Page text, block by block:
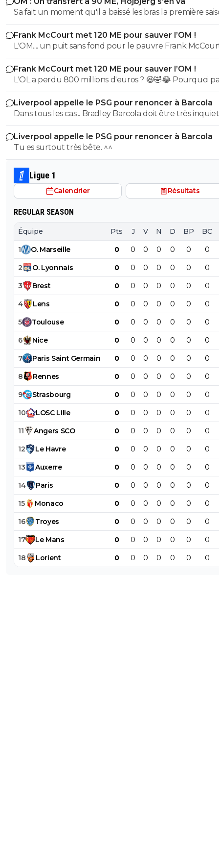
Sa fait un moment qu'il a baissé les bras la première
etait top mais depuis quelques match etait en dessus.
et bon vent a lui pour le reste de sa carrière ...
Frank McCourt met 120 ME pour sauver l’OM !
L'OM.... un puit sans fond pour le pauvre Frank
Frank McCourt met 120 ME pour sauver l’OM !
L'OL a perdu 800 millions d'euros ? 😆🤣😂 Pourquoi pas un
milliard tant que tu y es ! ^^
Liverpool appelle le PSG pour renoncer à Barcola
Dans tous les cas... Bradley Barcola doit être très inquiet.
qui est vraiment compréhensible lorsque l'on sait
le PSG a traiter Kylian Mbappé lorsqu'il avait voulu
PSG.
Liverpool appelle le PSG pour renoncer à Barcola
Tu es surtout très bête. ^^
Ligue 1
Calendrier Résultats
REGULAR SEASON
Équipe Pts J V N D BP BC
1 O. Marseille 0 0 0 0 0 0 0
2 O. Lyonnais 0 0 0 0 0 0 0
3 Brest 0 0 0 0 0 0 0
4 Lens 0 0 0 0 0 0 0
5 Toulouse 0 0 0 0 0 0 0
6 Nice 0 0 0 0 0 0 0
7 Paris Saint Germain 0 0 0 0 0 0 0
8 Rennes 0 0 0 0 0 0 0
9 Strasbourg 0 0 0 0 0 0 0
10 LOSC Lille 0 0 0 0 0 0 0
11 Angers SCO 0 0 0 0 0 0 0
12 Le Havre 0 0 0 0 0 0 0
13 Auxerre 0 0 0 0 0 0 0
14 Paris 0 0 0 0 0 0 0
15 Monaco 0 0 0 0 0 0 0
16 Troyes 0 0 0 0 0 0 0
17 Le Mans 0 0 0 0 0 0 0
18 Lorient 0 0 0 0 0 0 0